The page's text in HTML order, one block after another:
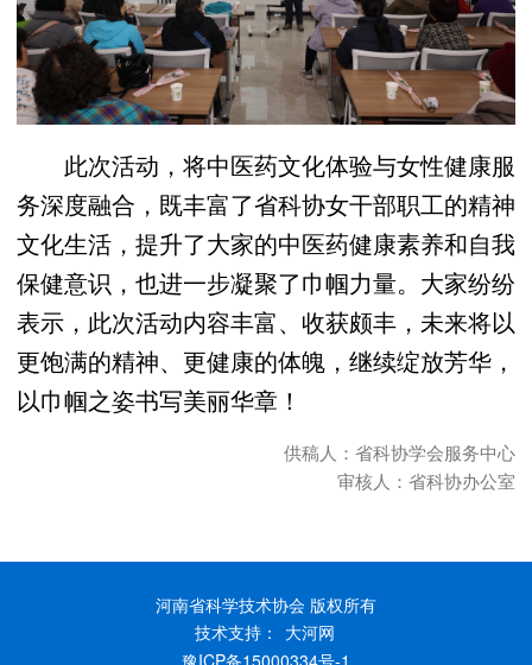
此次活动，将中医药文化体验与女性健康服
务深度融合，既丰富了省科协女干部职工的精神
文化生活，提升了大家的中医药健康素养和自我
保健意识，也进一步凝聚了巾帼力量。大家纷纷
表示，此次活动内容丰富、收获颇丰，未来将以
更饱满的精神、更健康的体魄，继续绽放芳华，
以巾帼之姿书写美丽华章！
供稿人：省科协学会服务中心
审核人：省科协办公室
河南省科学技术协会 版权所有
技术支持：
大河网